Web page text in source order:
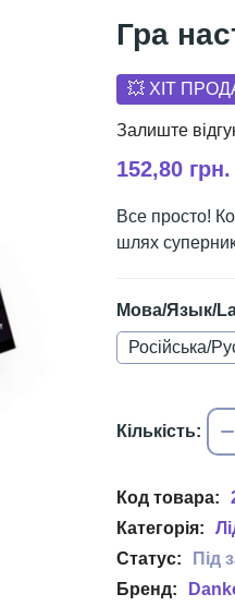
Гра
💥 ХІТ
152,80 грн.
Все просто!
шлях
Мова/Язык/
Російська/